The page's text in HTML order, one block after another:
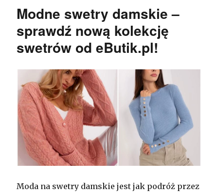
Modne swetry damskie –
sprawdź nową kolekcję
swetrów od eButik.pl!
Moda na swetry damskie jest jak podróż przez